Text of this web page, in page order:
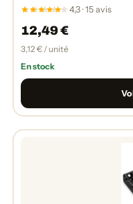
4,3 · 15 avis
12,49 €
3,12 € / unité
En stock